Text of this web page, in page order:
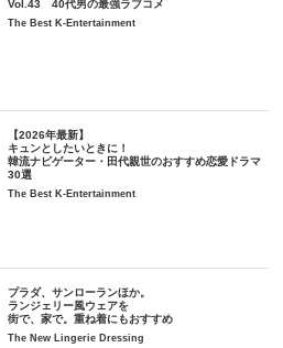
Vol.43 40代男の最強ラブコメ
The Best K-Entertainment
【2026年最新】
キュンとしたいときに！
韓流ナビゲーター・田代親世のおすすめ恋愛ドラマ
30選
The Best K-Entertainment
プラダ、サンローランほか。
ランジェリー風ウェアを
街で、家で。重ね着にもおすすめ
The New Lingerie Dressing